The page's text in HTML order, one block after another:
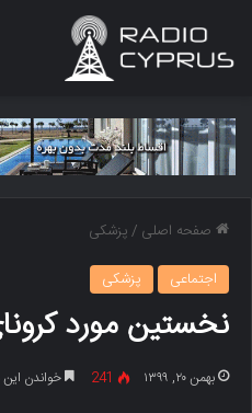
صفحه اصلی /پزشکی
اجتماعی
پزشکی
نخستین مورد
بهمن ۲۰, ۱۳۹۹ 241 خواندن این مطلب 1